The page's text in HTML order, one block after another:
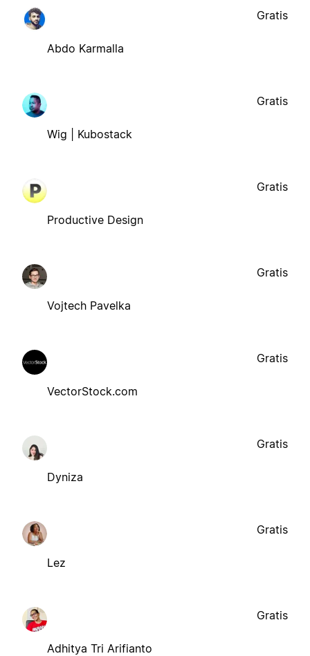
Abdo Karmalla
Gratis
Wig | Kubostack
Gratis
Productive Design
Gratis
Vojtech Pavelka
Gratis
VectorStock.com
Gratis
Dyniza
Gratis
Lez
Gratis
Adhitya Tri Arifianto
Gratis